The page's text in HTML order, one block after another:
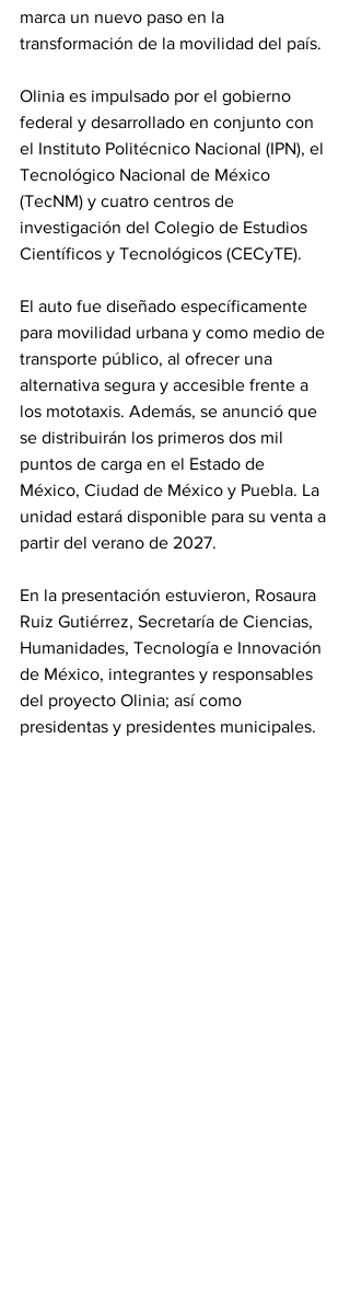
marca un nuevo paso en la
transformación de la movilidad del país.
Olinia es impulsado por el gobierno
federal y desarrollado en conjunto con
el Instituto Politécnico Nacional (IPN), el
Tecnológico Nacional de México
(TecNM) y cuatro centros de
investigación del Colegio de Estudios
Científicos y Tecnológicos (CECyTE).
El auto fue diseñado específicamente
para movilidad urbana y como medio de
transporte público, al ofrecer una
alternativa segura y accesible frente a
los mototaxis. Además, se anunció que
se distribuirán los primeros dos mil
puntos de carga en el Estado de
México, Ciudad de México y Puebla. La
unidad estará disponible para su venta a
partir del verano de 2027.
En la presentación estuvieron, Rosaura
Ruiz Gutiérrez, Secretaría de Ciencias,
Humanidades, Tecnología e Innovación
de México, integrantes y responsables
del proyecto Olinia; así como
presidentas y presidentes municipales.